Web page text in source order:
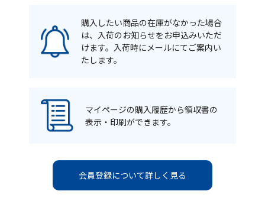
購入したい商品の在庫がなかった場合
は、入荷のお知らせをお申込みいただ
けます。入荷時にメールにてご案内い
たします。
マイページの購入履歴から領収書の
表示・印刷ができます。
会員登録について詳しく見る